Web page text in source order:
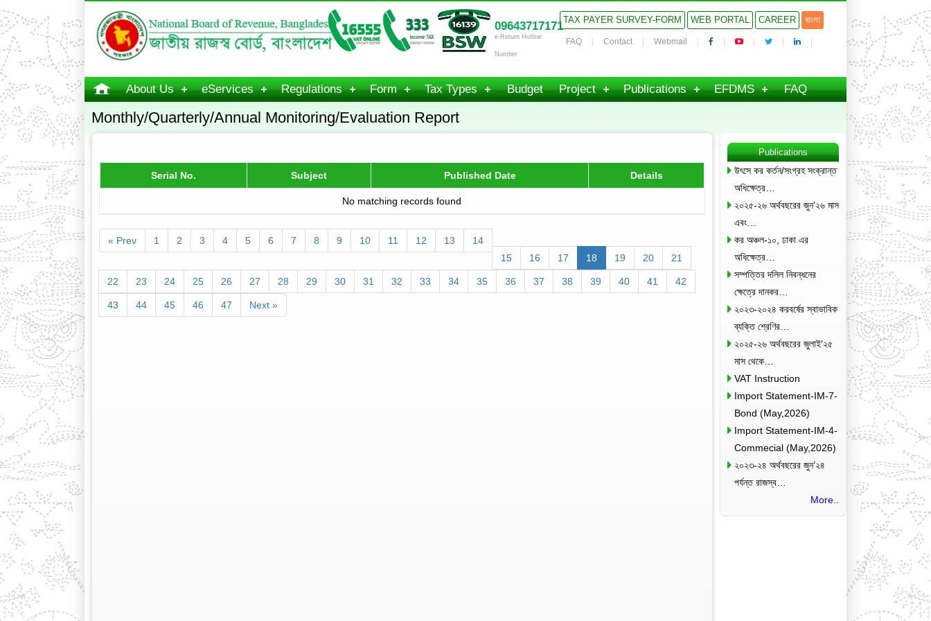
09643717171
e-Return Hotline
Number
TAX PAYER SURVEY-FORM WEB PORTAL CAREER বাংলা
FAQ Contact Webmail
About Us eServices Regulations Form Tax Types Budget Project Publications EFDMS FAQ
Monthly/Quarterly/Annual Monitoring/Evaluation Report
Serial No. Subject Published Date Details
No matching records found
« Prev 1 2 3 4 5 6 7 8 9 10 11 12 13
14
15
16 17 18 19 20 21
22 23 24 25 26 27 28 29 30 31 32 33 34 35 36 37 38 39 40 41 42
43 44 45 46 47 Next »
Publications
উৎসে কর কর্তন/সংগ্রহ সংক্রান্ত
অধিক্ষেত্র…
২০২৫-২৬ অর্থবছরের জুন’২৬ মাস
এবং…
কর অঞ্চল-১০, ঢাকা এর
অধিক্ষেত্র…
সম্পত্তির দলিল নিবন্ধনের
ক্ষেত্রে দানকর…
২০২৩-২০২৪ করবর্ষের স্বাভাবিক
ব্যক্তি শ্রেণির…
২০২৫-২৬ অর্থবছরের জুলাই’২৫
মাস থেকে…
VAT Instruction
Import Statement-IM-7-
Bond (May,2026)
Import Statement-IM-4-
Commecial (May,2026)
২০২৩-২৪ অর্থবছরের জুন’২৪
পর্যন্ত রাজস্ব…
More..